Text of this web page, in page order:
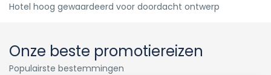
Hotel hoog gewaardeerd voor doordacht ontwerp
Onze beste promotiereizen
Populairste bestemmingen